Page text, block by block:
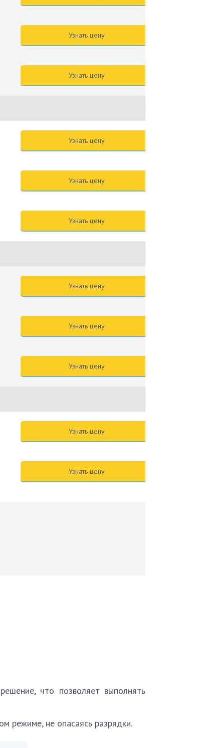
Узнать цену
Узнать цену
Узнать цену
Узнать цену
Узнать цену
Узнать цену
Узнать цену
Узнать цену
Узнать цену
Узнать цену
что позволяет выполнять
режиме, не опасаясь разрядки.